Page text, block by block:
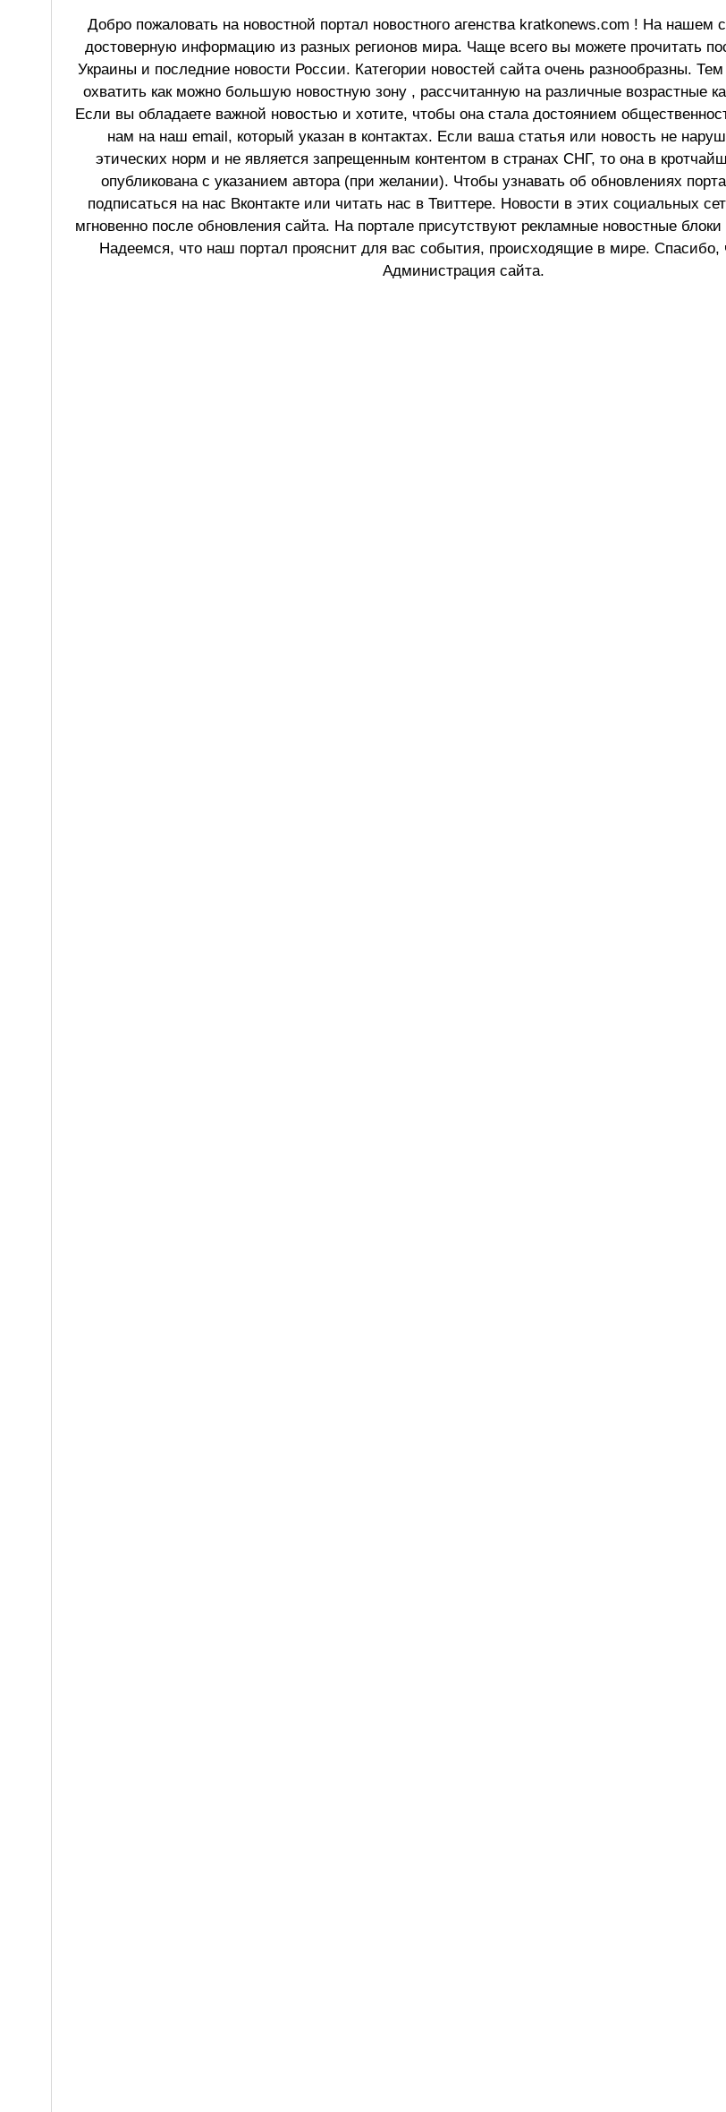
Добро пожаловать на новостной портал новостного агенства kratkonews.com ! На нашем
достоверную информацию из разных регионов мира. Чаще всего вы можете прочитать
Украины и последние новости России. Категории новостей сайта очень разнообразны.
охватить как можно большую новостную зону , рассчитанную на различные возрастные
Если вы обладаете важной новостью и хотите, чтобы она стала достоянием
нам на наш email, который указан в контактах. Если ваша статья или новость не
этических норм и не является запрещенным контентом в странах СНГ, то она в
опубликована с указанием автора (при желании). Чтобы узнавать об обновлениях
подписаться на нас Вконтакте или читать нас в Твиттере. Новости в этих социальных
мгновенно после обновления сайта. На портале присутствуют рекламные новостные
Надеемся, что наш портал прояснит для вас события, происходящие в мире. Спасибо,
Администрация сайта.